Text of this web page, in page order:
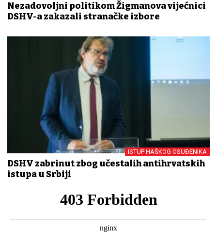
Nezadovoljni politikom Žigmanova vijećnici
DSHV-a zakazali stranačke izbore
ISTUP HAŠKOG OSUĐENIKA
DSHV zabrinut zbog učestalih antihrvatskih
istupa u Srbiji